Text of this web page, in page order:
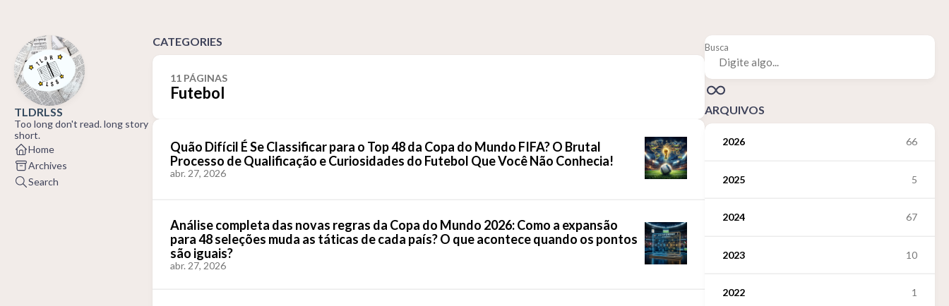
TLDRLSS
Too long don't read. long story
short.
Home
Archives
Search
Busca
ARQUIVOS
2026 66
2025 5
2024 67
2023 10
2022 1
CATEGORIES
11 PÁGINAS
Futebol
Quão Difícil É Se Classificar para o Top 48 da Copa do Mundo FIFA? O Brutal
Processo de Qualificação e Curiosidades do Futebol Que Você Não Conhecia!
abr. 27, 2026
Análise completa das novas regras da Copa do Mundo 2026: Como a expansão
para 48 seleções muda as táticas de cada país? O que acontece quando os pontos
são iguais?
abr. 27, 2026